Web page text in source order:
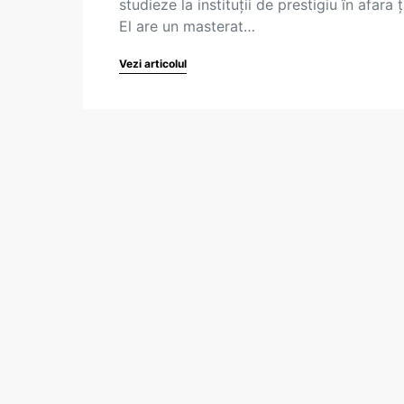
studieze la instituții de prestigiu în afara
El are un masterat…
Vezi articolul